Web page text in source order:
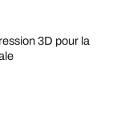
3D pour la